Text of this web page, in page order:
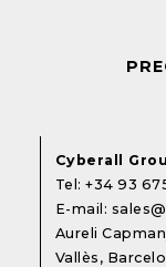
Cyberall
Tel:+34 93
E-mail:
Aureli
Vallès,